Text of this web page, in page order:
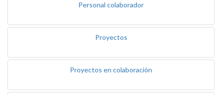
Personal colaborador
Proyectos
Proyectos en colaboración